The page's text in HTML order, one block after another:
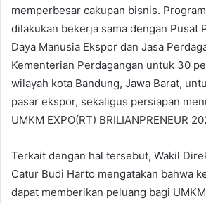
memperbesar cakupan bisnis.
dilakukan bekerja sama dengan Pusat
Daya Manusia Ekspor dan Jasa
Kementerian Perdagangan untuk 30
wilayah kota Bandung, Jawa Barat,
pasar ekspor, sekaligus persiapan
UMKM EXPO(RT) BRILIANPRENEUR
Terkait dengan hal tersebut, Wakil
Catur Budi Harto mengatakan bahwa
dapat memberikan peluang bagi